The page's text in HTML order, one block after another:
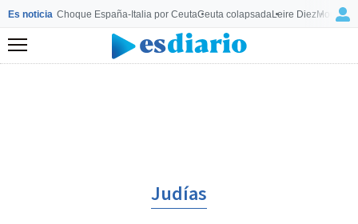
Es noticia Choque España-Italia por CeutaCeuta colapsadaLeire Diez
Menú
Judías